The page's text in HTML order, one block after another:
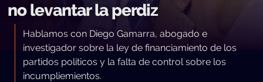
no levantar la perdiz
Hablamos con Diego Gamarra, abogado e
investigador sobre la ley de financiamiento de los
partidos políticos y la falta de control sobre los
incumpliemientos.